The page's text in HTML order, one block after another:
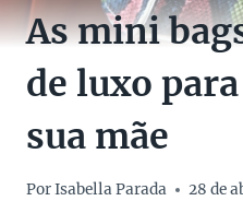
As mini
de luxo
sua mãe
PorIsabella Parada
28 de